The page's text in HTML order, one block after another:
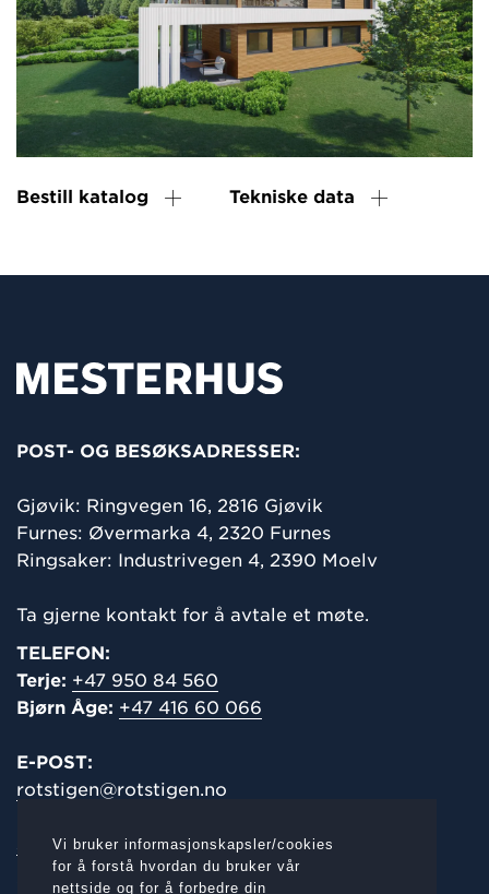
Vi bruker informasjonskapsler/cookies
for å forstå hvordan du bruker vår
nettside og for å forbedre din
Bestill katalog Tekniske data
POST- OG BESØKSADRESSER:
Gjøvik: Ringvegen 16, 2816 Gjøvik
Furnes: Øvermarka 4, 2320 Furnes
Ringsaker: Industrivegen 4, 2390 Moelv
Ta gjerne kontakt for å avtale et møte.
TELEFON:
Terje: +47 950 84 560
Bjørn Åge: +47 416 60 066
E-POST:
rotstigen@rotstigen.no
salg@rotstigen.no
Org.nr.: